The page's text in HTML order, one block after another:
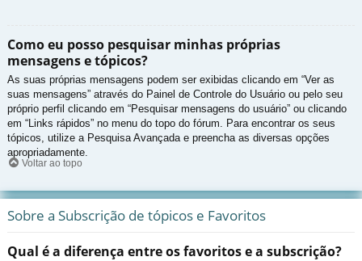
Como eu posso pesquisar minhas próprias
mensagens e tópicos?
As suas próprias mensagens podem ser exibidas clicando em “Ver as
suas mensagens” através do Painel de Controle do Usuário ou pelo seu
próprio perfil clicando em “Pesquisar mensagens do usuário” ou clicando
em “Links rápidos” no menu do topo do fórum. Para encontrar os seus
tópicos, utilize a Pesquisa Avançada e preencha as diversas opções
apropriadamente.
Voltar ao topo
Sobre a Subscrição de tópicos e Favoritos
Qual é a diferença entre os favoritos e a subscrição?